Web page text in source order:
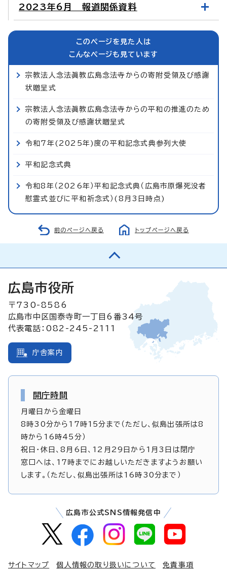
2023年6月 報道関係資料
このページを見た人は
こんなページも見ています
宗教法人念法眞教広島念法寺からの寄附受領及び感謝
状贈呈式
宗教法人念法眞教広島念法寺からの平和の推進のため
の寄附受領及び感謝状贈呈式
令和7年(2025年)度の平和記念式典参列大使
平和記念式典
令和8年（2026年）平和記念式典（広島市原爆死没者
慰霊式並びに平和祈念式）(8月3日時点)
前のページへ戻る トップページへ戻る
広島市役所
〒730-8586
広島市中区国泰寺町一丁目6番34号
代表電話：082-245-2111
庁舎案内
開庁時間
月曜日から金曜日
8時30分から17時15分まで（ただし、似島出張所は8
時から16時45分）
祝日・休日、8月6日、12月29日から1月3日は閉庁
窓口へは、17時までにお越しいただきますようお願い
します。（ただし、似島出張所は16時30分まで）
広島市公式SNS情報発信中
サイトマップ 個人情報の取り扱いについて 免責事項